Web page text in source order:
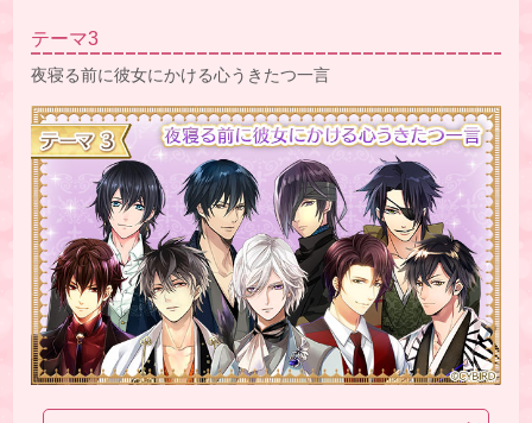
テーマ3
夜寝る前に彼女にかける心うきたつ一言